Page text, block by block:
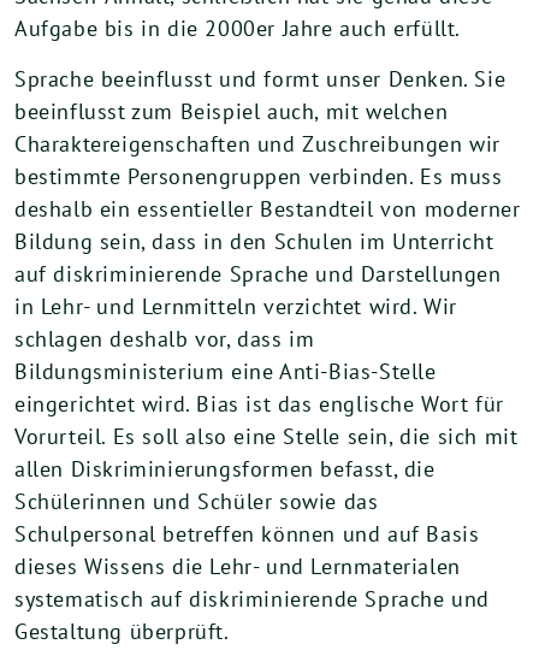
Aufgabe bis in die 2000er Jahre auch erfüllt.
Sprache beeinflusst und formt unser Denken. Sie
beeinflusst zum Beispiel auch, mit welchen
Charaktereigenschaften und Zuschreibungen wir
bestimmte Personengruppen verbinden. Es muss
deshalb ein essentieller Bestandteil von moderner
Bildung sein, dass in den Schulen im Unterricht
auf diskriminierende Sprache und Darstellungen
in Lehr- und Lernmitteln verzichtet wird. Wir
schlagen deshalb vor, dass im
Bildungsministerium eine Anti-Bias-Stelle
eingerichtet wird. Bias ist das englische Wort für
Vorurteil. Es soll also eine Stelle sein, die sich mit
allen Diskriminierungsformen befasst, die
Schülerinnen und Schüler sowie das
Schulpersonal betreffen können und auf Basis
dieses Wissens die Lehr- und Lernmaterialen
systematisch auf diskriminierende Sprache und
Gestaltung überprüft.